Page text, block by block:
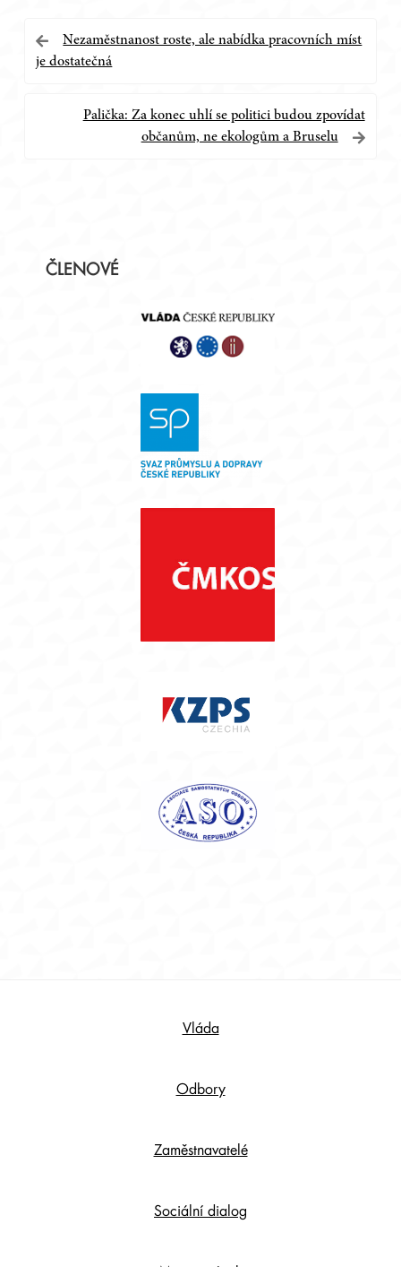
Navigace
pro
příspěvek
Nezaměstnanost roste, ale nabídka pracovních míst
je dostatečná
Palička: Za konec uhlí se politici budou zpovídat
občanům, ne ekologům a Bruselu
ČLENOVÉ
Vláda
Odbory
Zaměstnavatelé
Sociální dialog